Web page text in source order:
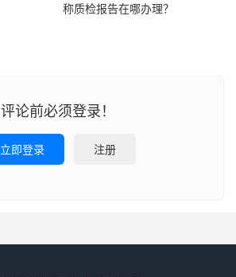
称质检报告在哪办理？
评论前必须登录！
立即登录 注册